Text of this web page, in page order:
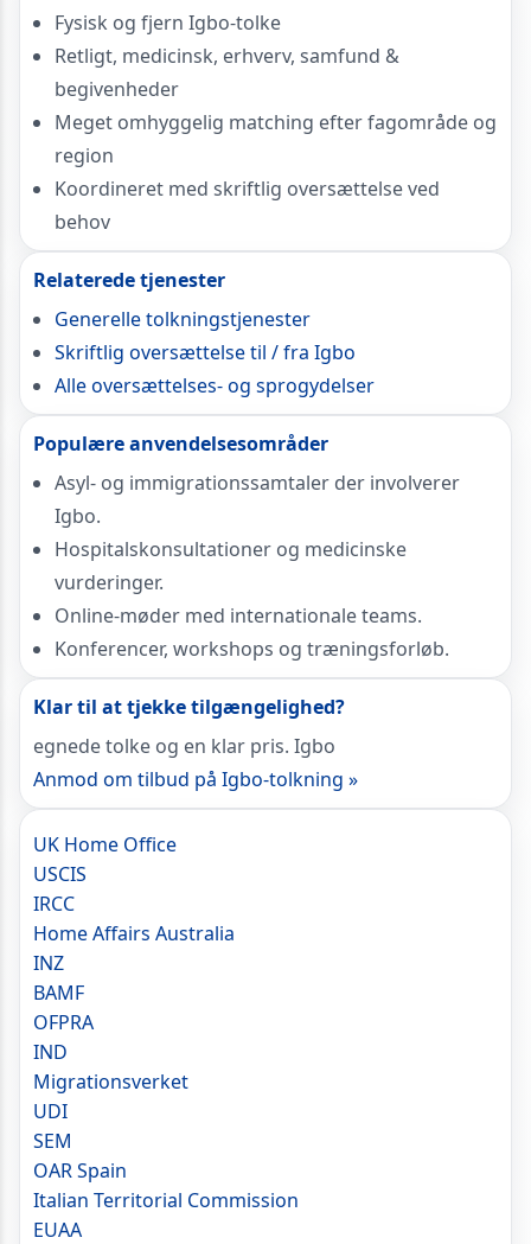
Fysisk og fjern Igbo-tolke
Retligt, medicinsk, erhverv, samfund &
begivenheder
Meget omhyggelig matching efter fagområde og
region
Koordineret med skriftlig oversættelse ved
behov
Relaterede tjenester
Generelle tolkningstjenester
Skriftlig oversættelse til / fra Igbo
Alle oversættelses- og sprogydelser
Populære anvendelsesområder
Asyl- og immigrationssamtaler der involverer
Igbo.
Hospitalskonsultationer og medicinske
vurderinger.
Online-møder med internationale teams.
Konferencer, workshops og træningsforløb.
Klar til at tjekke tilgængelighed?
egnede tolke og en klar pris. Igbo
Anmod om tilbud på Igbo-tolkning »
UK Home Office
USCIS
IRCC
Home Affairs Australia
INZ
BAMF
OFPRA
IND
Migrationsverket
UDI
SEM
OAR Spain
Italian Territorial Commission
EUAA